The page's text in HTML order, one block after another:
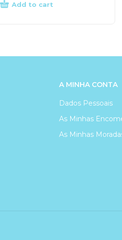
Add to cart
A MINHA CONTA
Dados Pessoais
As Minhas
As Minhas